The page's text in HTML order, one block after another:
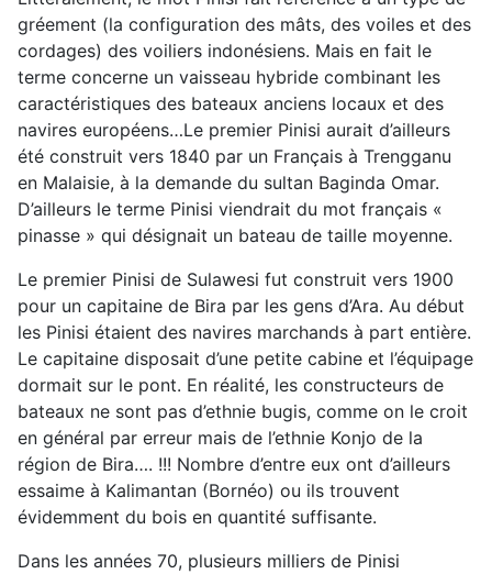
gréement (la configuration des mâts, des voiles et des
cordages) des voiliers indonésiens. Mais en fait le
terme concerne un vaisseau hybride combinant les
caractéristiques des bateaux anciens locaux et des
navires européens…Le premier Pinisi aurait d’ailleurs
été construit vers 1840 par un Français à Trengganu
en Malaisie, à la demande du sultan Baginda Omar.
D’ailleurs le terme Pinisi viendrait du mot français «
pinasse » qui désignait un bateau de taille moyenne.
Le premier Pinisi de Sulawesi fut construit vers 1900
pour un capitaine de Bira par les gens d’Ara. Au début
les Pinisi étaient des navires marchands à part entière.
Le capitaine disposait d’une petite cabine et l’équipage
dormait sur le pont. En réalité, les constructeurs de
bateaux ne sont pas d’ethnie bugis, comme on le croit
en général par erreur mais de l’ethnie Konjo de la
région de Bira…. !!! Nombre d’entre eux ont d’ailleurs
essaime à Kalimantan (Bornéo) ou ils trouvent
évidemment du bois en quantité suffisante.
Dans les années 70, plusieurs milliers de Pinisi